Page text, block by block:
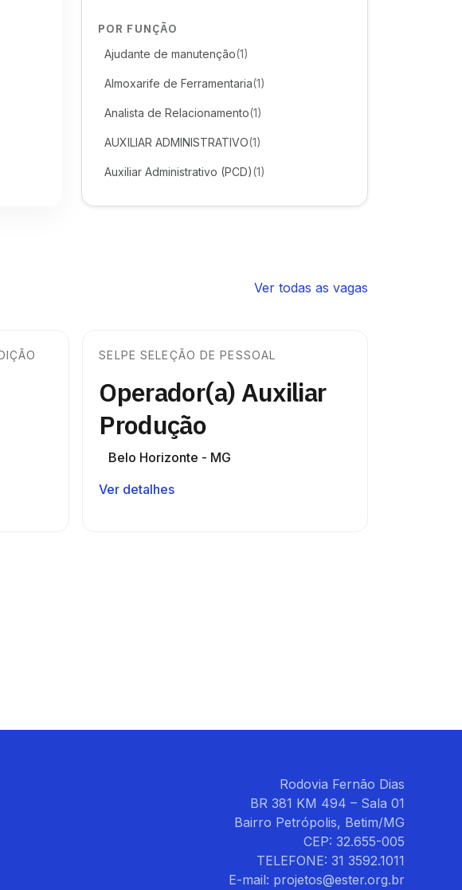
POR FUNÇÃO
Ajudante de manutenção(1)
Almoxarife de Ferramentaria(1)
Analista de Relacionamento(1)
AUXILIAR ADMINISTRATIVO(1)
Auxiliar Administrativo (PCD)(1)
Ver todas as vagas
SELPE SELEÇÃO DE PESSOAL
Operador(a) Auxiliar
Produção
Belo Horizonte - MG
Ver detalhes
Rodovia Fernão Dias
BR 381 KM 494 – Sala 01
Bairro Petrópolis, Betim/MG
CEP: 32.655-005
TELEFONE: 31 3592.1011
E-mail: projetos@ester.org.br